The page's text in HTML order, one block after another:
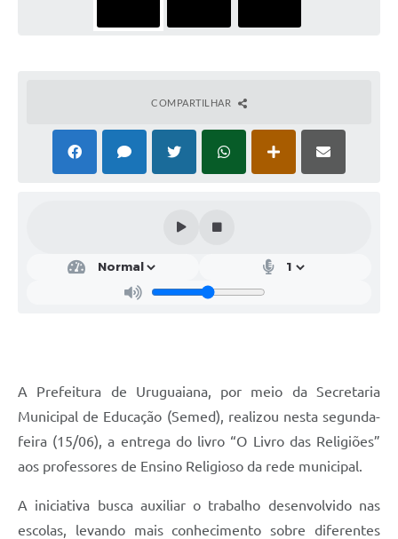
Colégio Agrícola Municipal
Vigilância Ambiental em Saúde
Links
Telefones Úteis
COMPARTILHAR
A Prefeitura de Uruguaiana, por meio da Secretaria
Municipal de Educação (Semed), realizou nesta segunda-
feira (15/06), a entrega do livro “O Livro das Religiões”
aos professores de Ensino Religioso da rede municipal.
A iniciativa busca auxiliar o trabalho desenvolvido nas
escolas, levando mais conhecimento sobre diferentes